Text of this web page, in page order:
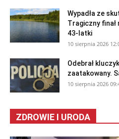
Wypadła ze
Tragiczny finał
43-latki
10 sierpnia 2026
Odebrał
zaatakowany.
10 sierpnia 2026
ZDROWIE I URODA